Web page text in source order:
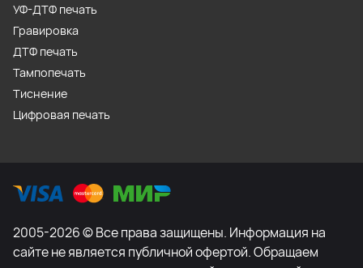
УФ-ДТФ печать
Гравировка
ДТФ печать
Тампопечать
Тиснение
Цифровая печать
2005-2026 © Все права защищены. Информация на
сайте не является публичной офертой. Обращаем